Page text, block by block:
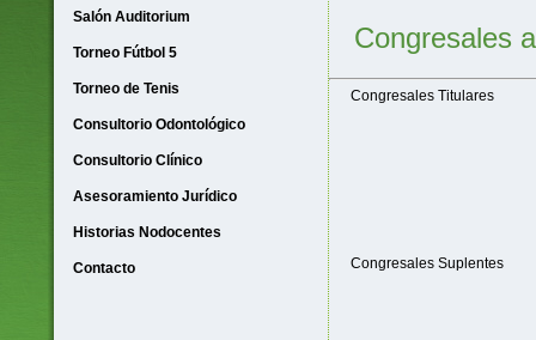
Salón Auditorium
Torneo Fútbol 5
Torneo de Tenis
Consultorio Odontológico
Consultorio Clínico
Asesoramiento Jurídico
Historias Nodocentes
Contacto
Congresales
Congresales Titulares
Congresales Suplentes